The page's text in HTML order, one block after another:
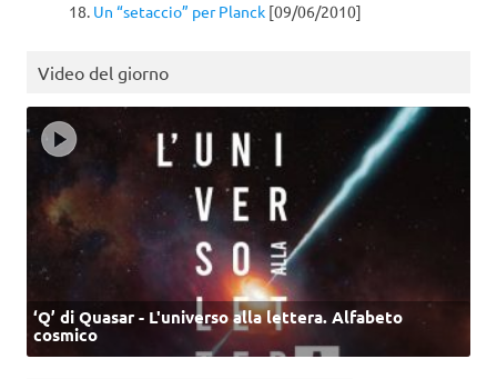
Un “setaccio” per Planck [09/06/2010]
Video del giorno
‘Q’ di Quasar - L'universo alla lettera. Alfabeto
cosmico